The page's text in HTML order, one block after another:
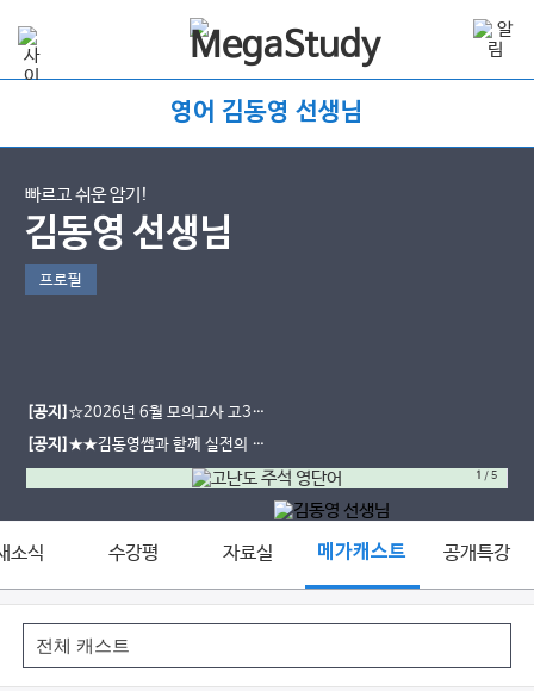
영어 김동영 선생님
빠르고 쉬운 암기!
김동영 선생님
프로필
[공지]☆2026년 6월 모의고사 고3
기출 단어 자료☆가 찾아왔습니다!!!
[공지]★★김동영쌤과 함께 실전의 기
준을 세우다★★
1 /5
소식 수강평 자료실 메가캐스트 공개특강